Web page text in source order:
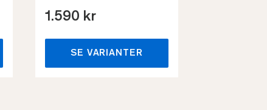
1.590 kr
SE VARIANTER